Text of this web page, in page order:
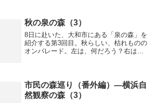
しょう。このシリーズの記事：金沢自然
公園の夏―お花と昆虫金...
秋の泉の森（3）
8日に赴いた、大和市にある「泉の森」を
紹介する第3回目。秋らしい、枯れものの
オンパレード。左は、何だろう？右は、
市民の森巡り（番外編）―横浜自
然観察の森（3）